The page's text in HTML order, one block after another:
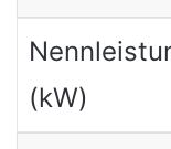
(kW)